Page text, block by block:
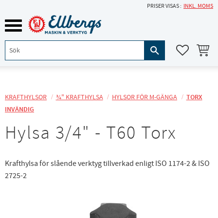
Meny
PRISER VISAS INKL. MOMS
KRAFTHYLSOR ¾" KRAFTHYLSA HYLSOR FÖR M-GÄNGA
TORX
INVÄNDIG
Hylsa 3/4" - T60 Torx
Krafthylsa för slående verktyg tillverkad enligt ISO 1174-2 & ISO
2725-2